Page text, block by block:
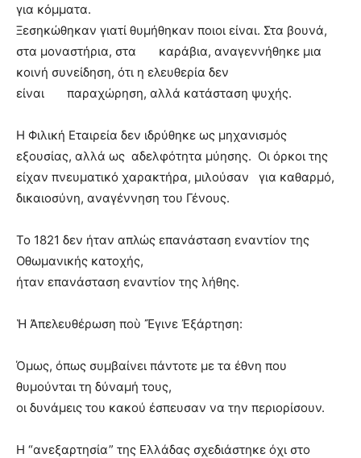
για κόμματα.
Ξεσηκώθηκαν γιατί θυμήθηκαν ποιοι είναι. Στα βουνά,
στα μοναστήρια, στα καράβια, αναγεννήθηκε μια
κοινή συνείδηση, ότι η ελευθερία δεν
είναι παραχώρηση, αλλά κατάσταση ψυχής.
Η Φιλική Εταιρεία δεν ιδρύθηκε ως μηχανισμός
εξουσίας, αλλά ως αδελφότητα μύησης. Οι όρκοι της
είχαν πνευματικό χαρακτήρα, μιλούσαν για καθαρμό,
δικαιοσύνη, αναγέννηση του Γένους.
Το 1821 δεν ήταν απλώς επανάσταση εναντίον της
Οθωμανικής κατοχής,
ήταν επανάσταση εναντίον της λήθης.
Ἡ Ἀπελευθέρωση ποὺ Ἔγινε Ἐξάρτηση:
Όμως, όπως συμβαίνει πάντοτε με τα έθνη που
θυμούνται τη δύναμή τους,
οι δυνάμεις του κακού έσπευσαν να την περιορίσουν.
Η “ανεξαρτησία” της Ελλάδας σχεδιάστηκε όχι στο